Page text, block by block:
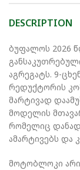
DESCRIPTION
ბუფალოს 2026
აგრეგატს. 9-
რედუქტორის
მარტივად
მოდელის
რომელიც
ამარტივებს
მოტობლოკი